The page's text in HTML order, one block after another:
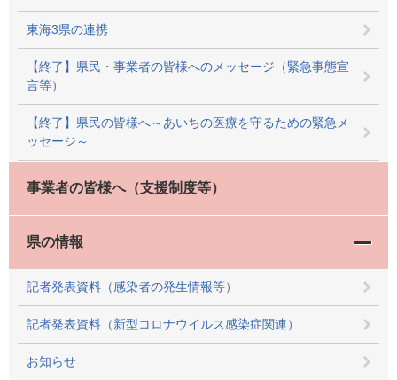
東海3県の連携
【終了】県民・事業者の皆様へのメッセージ（緊急事態宣
言等）
【終了】県民の皆様へ～あいちの医療を守るための緊急メ
ッセージ～
事業者の皆様へ（支援制度等）
県の情報
記者発表資料（感染者の発生情報等）
記者発表資料（新型コロナウイルス感染症関連）
お知らせ